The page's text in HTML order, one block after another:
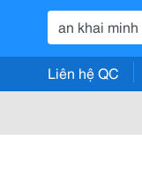
Liên hệ QC